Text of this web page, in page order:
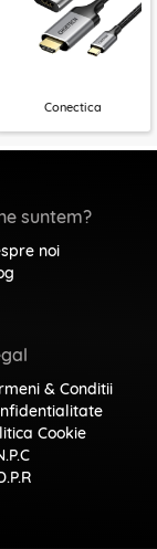
Conectica
suntem?
noi
& Conditii
Cookie